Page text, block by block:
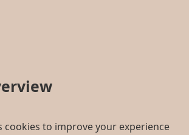
cookies to improve your experience